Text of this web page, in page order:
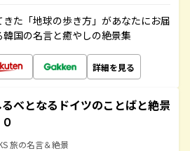
た「地球の歩き方」があなたにお届
国の名言と癒やしの絶景集
詳細を見る
べとなるドイツのことばと絶景
旅の名言＆絶景